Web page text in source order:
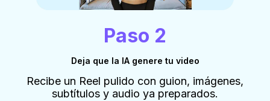
Paso 2
Deja que la IA genere tu video
Recibe un Reel pulido con guion, imágenes,
subtítulos y audio ya preparados.